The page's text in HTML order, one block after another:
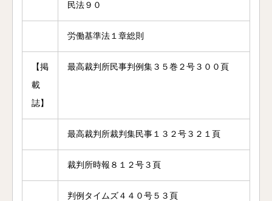
民法９０
労働基準法１章総則
【掲
載
誌】
最高裁判所民事判例集３５巻２号３００頁
最高裁判所裁判集民事１３２号３２１頁
裁判所時報８１２号３頁
判例タイムズ４４０号５３頁